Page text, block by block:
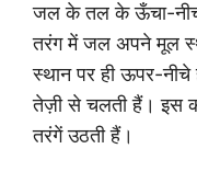
जल के तल के ऊँचा-
तरंग में जल अपने मूल
स्थान पर ही ऊपर-नीचे
तेज़ी से चलती हैं। इस
तरंगें उठती हैं।